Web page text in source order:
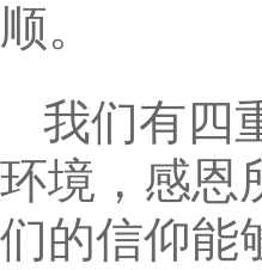
顺。
我们有四
环境，感恩
们的信仰能